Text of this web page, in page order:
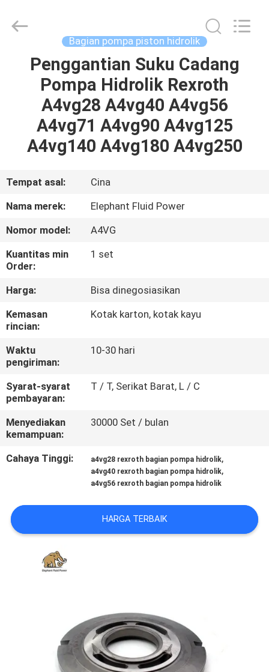
RUMAH
PRODUK
TENTANG
TUR
KONTROL
HUBUNGI
KASUS
SITEMAP
POLICY
Power
Co.,Ltd.
Bagian pompa piston hidrolik
Penggantian Suku Cadang
Pompa Hidrolik Rexroth
A4vg28 A4vg40 A4vg56
A4vg71 A4vg90 A4vg125
A4vg140 A4vg180 A4vg250
Tempat asal:
Cina
Nama merek:
Elephant Fluid Power
Nomor model:
A4VG
Kuantitas min
Order:
1 set
Harga:
Bisa dinegosiasikan
Kemasan
rincian:
Kotak karton, kotak kayu
Waktu
pengiriman:
10-30 hari
Syarat-syarat
pembayaran:
T / T, Serikat Barat, L / C
Menyediakan
kemampuan:
30000 Set / bulan
Cahaya Tinggi: a4vg28 rexroth bagian pompa hidrolik,
a4vg40 rexroth bagian pompa hidrolik,
a4vg56 rexroth bagian pompa hidrolik
HARGA TERBAIK